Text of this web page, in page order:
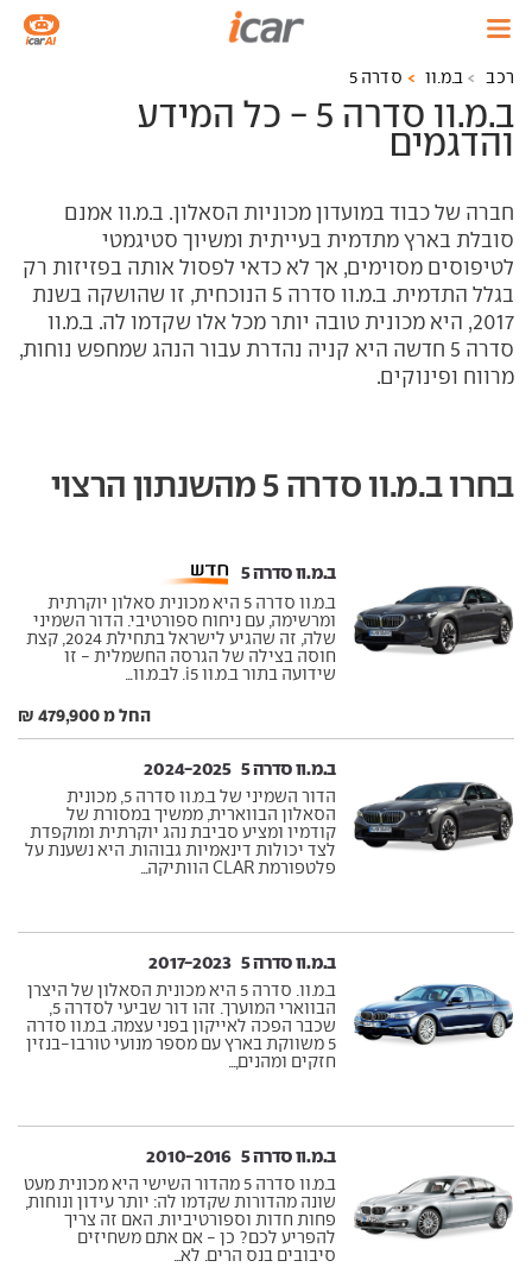
רכב ב.מ.וו סדרה 5
ב.מ.וו סדרה 5 - כל המידע
והדגמים
חברה של כבוד במועדון מכוניות הסאלון. ב.מ.וו אמנם
סובלת בארץ מתדמית בעייתית ומשיוך סטיגמטי
לטיפוסים מסוימים, אך לא כדאי לפסול אותה בפזיזות רק
בגלל התדמית. ב.מ.וו סדרה 5 הנוכחית, זו שהושקה בשנת
2017, היא מכונית טובה יותר מכל אלו שקדמו לה. ב.מ.וו
סדרה 5 חדשה היא קניה נהדרת עבור הנהג שמחפש נוחות,
מרווח ופינוקים.
בחרו ב.מ.וו סדרה 5 מהשנתון הרצוי
ב.מ.וו סדרה 5 ‏
ב.מ.וו סדרה 5 היא מכונית סאלון יוקרתית
ומרשימה, עם ניחוח ספורטיבי. הדור השמיני
שלה, זה שהגיע לישראל בתחילת 2024, קצת
חוסה בצילה של הגרסה החשמלית - זו
שידועה בתור ב.מ.וו i5. לב.מ.וו...
החל מ 479,900 ₪
ב.מ.וו סדרה 5 ‏ 2024-2025
הדור השמיני של ב.מ.וו סדרה 5, מכונית
הסאלון הבווארית, ממשיך במסורת של
קודמיו ומציע סביבת נהג יוקרתית ומוקפדת
לצד יכולות דינאמיות גבוהות. היא נשענת על
פלטפורמת CLAR הוותיקה...
ב.מ.וו סדרה 5 ‏ 2017-2023
ב.מ.וו. סדרה 5 היא מכונית הסאלון של היצרן
הבווארי המוערך. זהו דור שביעי לסדרה 5,
שכבר הפכה לאייקון בפני עצמה. ב.מ.וו סדרה
5 משווקת בארץ עם מספר מנועי טורבו-בנזין
חזקים ומהנים,...
ב.מ.וו סדרה 5 ‏ 2010-2016
ב.מ.וו סדרה 5 מהדור השישי היא מכונית מעט
שונה מהדורות שקדמו לה: יותר עידון ונוחות,
פחות חדות וספורטיביות. האם זה צריך
להפריע לכם? כן - אם אתם משחיזים
סיבובים בנס הרים. לא...